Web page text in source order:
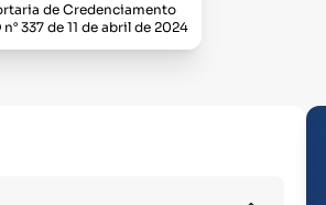
de Credenciamento
n° 337 de 11 de abril de 2024